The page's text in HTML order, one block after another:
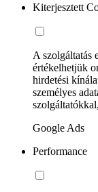
Kiterjesztett
A szolgáltatás
értékelhetjük
hirdetési
személyes
Google Ads
Performance